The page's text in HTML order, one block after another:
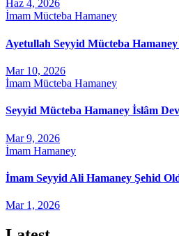
Haz 4, 2026
İmam Mücteba Hamaney
Ayetullah Seyyid Mücteba
Mar 10, 2026
İmam Mücteba Hamaney
Seyyid Mücteba Hamaney İslâm
Mar 9, 2026
İmam Hamaney
İmam Seyyid Ali Hamaney Şehid
Mar 1, 2026